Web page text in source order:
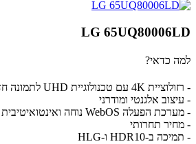
LG 65UQ80006LD
למה כדאי?
- רזולוציית 4K עם טכנולוגיית UHD לתמונה חדה וצבעים עשירים
- עיצוב אלגנטי ומודרני
- מערכת הפעלה WebOS נוחה ואינטואיטיבית
- מחיר תחרותי
- תמיכה ב-HDR10 ו-HLG